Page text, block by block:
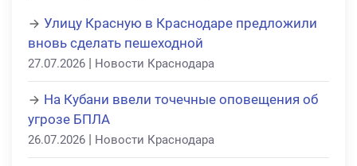
Улицу Красную в Краснодаре предложили
вновь сделать пешеходной
27.07.2026 | Новости Краснодара
На Кубани ввели точечные оповещения об
угрозе БПЛА
26.07.2026 | Новости Краснодара